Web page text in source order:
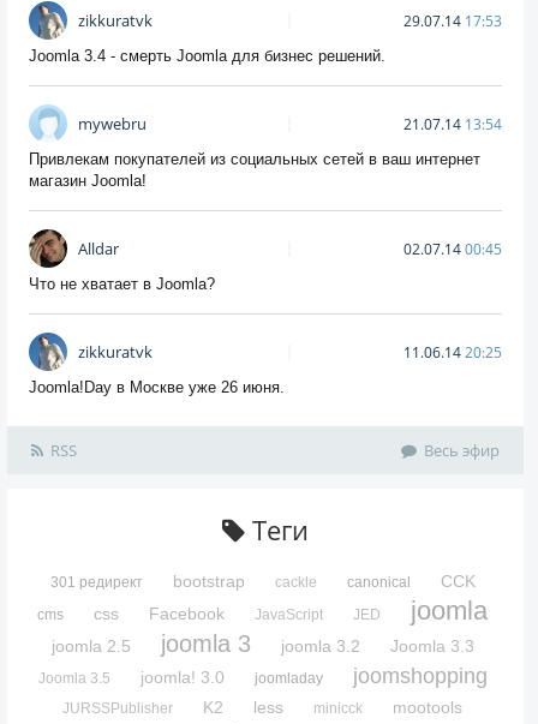
zikkuratvk 29.07.14 17:53
Joomla 3.4 - смерть Joomla для бизнес решений.
mywebru 21.07.14 13:54
Привлекам покупателей из социальных сетей в ваш интернет
магазин Joomla!
Alldar 02.07.1400:45
Что не хватает в Joomla?
zikkuratvk 11.06.1420:25
Joomla!Day в Москве уже 26 июня.
RSS Весь эфир
Теги
301 редирект bootstrap cackle canonical CCK
cms css Facebook JavaScript JED joomla
joomla 2.5 joomla 3 joomla 3.2 Joomla 3.3
Joomla 3.5 joomla! 3.0 joomladay joomshopping
JURSSPublisher K2 less minicck
mootools